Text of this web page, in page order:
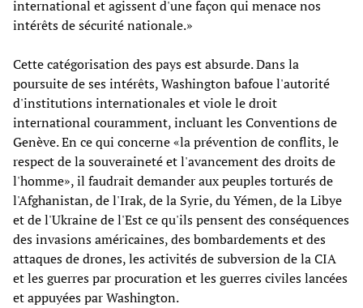
international et agissent d'une façon qui menace nos
intérêts de sécurité nationale.»
Cette catégorisation des pays est absurde. Dans la
poursuite de ses intérêts, Washington bafoue l'autorité
d'institutions internationales et viole le droit
international couramment, incluant les Conventions de
Genève. En ce qui concerne «la prévention de conflits, le
respect de la souveraineté et l'avancement des droits de
l'homme», il faudrait demander aux peuples torturés de
l'Afghanistan, de l'Irak, de la Syrie, du Yémen, de la Libye
et de l'Ukraine de l'Est ce qu'ils pensent des conséquences
des invasions américaines, des bombardements et des
attaques de drones, les activités de subversion de la CIA
et les guerres par procuration et les guerres civiles lancées
et appuyées par Washington.